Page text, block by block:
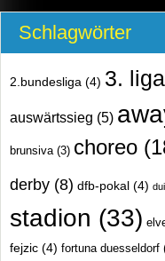
Schlagwörter
2.bundesliga (4) 3. liga
auswärtssieg (5)
brunsiva(3) choreo
derby (8) dfb-pokal (4)
stadion (33)
fejzic (4) fortuna duesseldorf